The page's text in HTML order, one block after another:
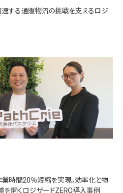
する通販物流の挑戦を支えるロジ
業時間20％短縮を実現。効率化と物
を開くロジザードZERO導入事例